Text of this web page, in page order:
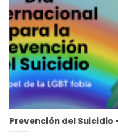
Prevención del Suicidio